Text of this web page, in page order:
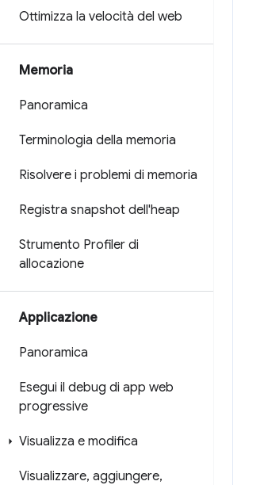
Ottimizza la velocità del web
Memoria
Panoramica
Terminologia della memoria
Risolvere i problemi di memoria
Registra snapshot dell'heap
Strumento Profiler di
allocazione
Applicazione
Panoramica
Esegui il debug di app web
progressive
Visualizza e modifica
Visualizzare, aggiungere,